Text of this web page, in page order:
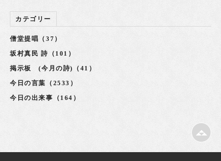
カテゴリー
僧堂提唱（37）
坂村真民 詩（101）
掲示板 (今月の詩)（41）
今日の言葉（2533）
今日の出来事（164）